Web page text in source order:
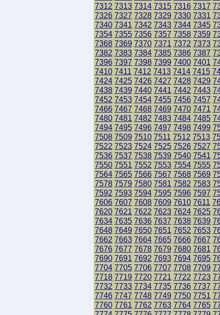
7312 7313 7314 7315 7316 7317
7326 7327 7328 7329 7330 7331
7340 7341 7342 7343 7344 7345
7354 7355 7356 7357 7358 7359
7368 7369 7370 7371 7372 7373
7382 7383 7384 7385 7386 7387
7396 7397 7398 7399 7400 7401
7410 7411 7412 7413 7414 7415
7424 7425 7426 7427 7428 7429
7438 7439 7440 7441 7442 7443
7452 7453 7454 7455 7456 7457
7466 7467 7468 7469 7470 7471
7480 7481 7482 7483 7484 7485
7494 7495 7496 7497 7498 7499
7508 7509 7510 7511 7512 7513
7522 7523 7524 7525 7526 7527
7536 7537 7538 7539 7540 7541
7550 7551 7552 7553 7554 7555
7564 7565 7566 7567 7568 7569
7578 7579 7580 7581 7582 7583
7592 7593 7594 7595 7596 7597
7606 7607 7608 7609 7610 7611
7620 7621 7622 7623 7624 7625
7634 7635 7636 7637 7638 7639
7648 7649 7650 7651 7652 7653
7662 7663 7664 7665 7666 7667
7676 7677 7678 7679 7680 7681
7690 7691 7692 7693 7694 7695
7704 7705 7706 7707 7708 7709
7718 7719 7720 7721 7722 7723
7732 7733 7734 7735 7736 7737
7746 7747 7748 7749 7750 7751
7760 7761 7762 7763 7764 7765